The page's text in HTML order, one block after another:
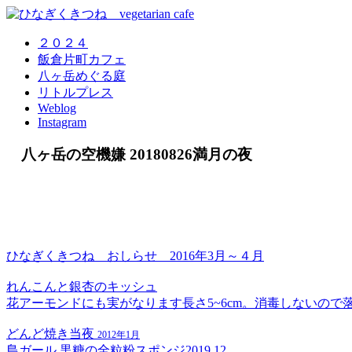
２０２４
飯倉片町カフェ
八ヶ岳めぐる庭
リトルプレス
Weblog
Instagram
八ヶ岳の空機嫌 20180826満月の夜
ひなぎくきつね おしらせ 2016年3月～４月
れんこんと銀杏のキッシュ
花アーモンドにも実がなります長さ5~6cm。消毒しないので
どんど焼き当夜 2012年1月